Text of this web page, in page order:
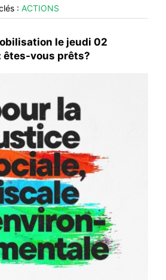
CONTACT
#ACTIONS
#VOS ÉLUES
#COMMUNIQUÉS
#ÉLECTIONS
#MÉDIAS
#DÉBATS
#PRESSE
#ARCHIVES
: ACTIONS
le jeudi 02
êtes-vous prêts?